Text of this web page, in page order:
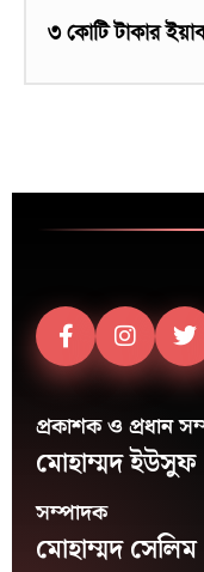
৩ কোটি টাকার
প্রকাশক ও প্রধান
মোহাম্মদ ইউসুফ
সম্পাদক
মোহাম্মদ সেলিম